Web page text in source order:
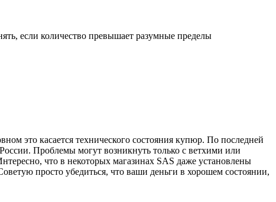
если количество превышает разумные пределы
это касается технического состояния купюр. По последней
Проблемы могут возникнуть только с ветхими или
что в некоторых магазинах SAS даже установлены
просто убедиться, что ваши деньги в хорошем состоянии,